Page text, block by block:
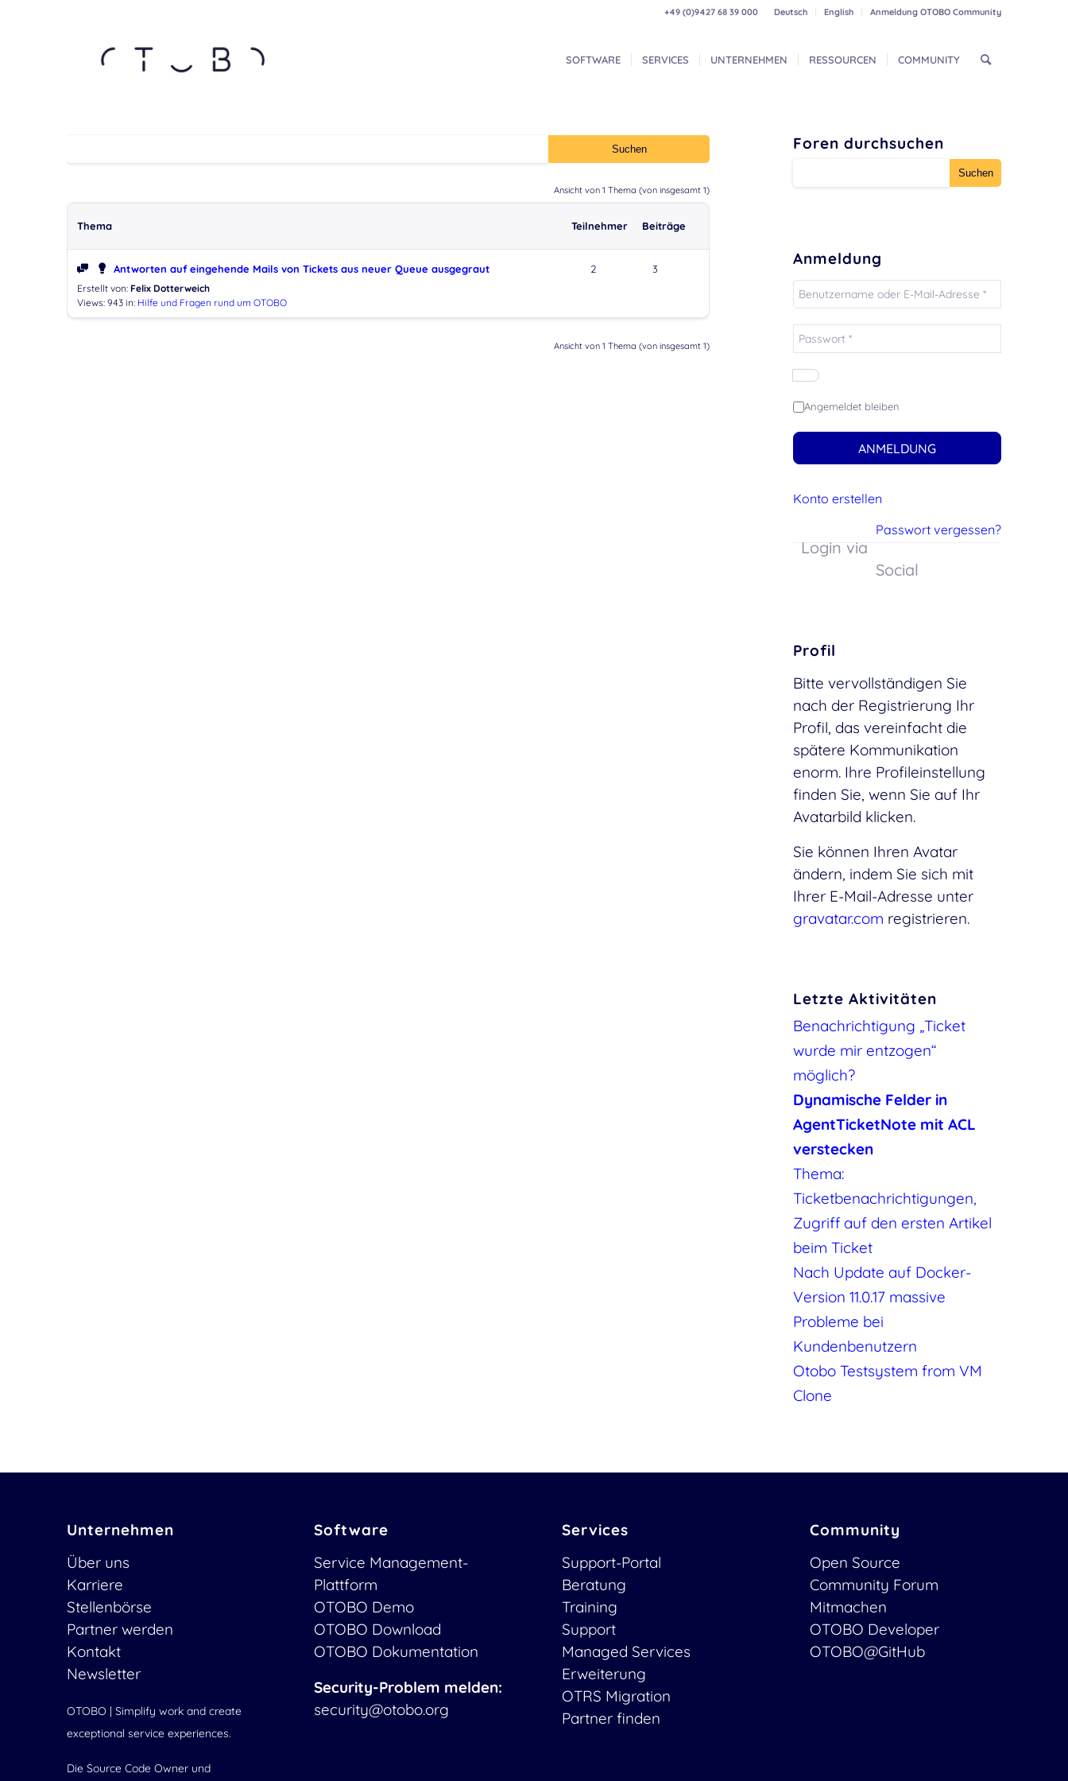
Deutsch English Anmeldung OTOBO Community
+49 (0)9427 68 39 000
SOFTWARE SERVICES UNTERNEHMEN RESSOURCEN COMMUNITY
Ansicht von 1 Thema (von insgesamt 1)
Thema Teilnehmer Beiträge
Antworten auf eingehende Mails von Tickets aus neuer Queue ausgegraut
Erstellt von: Felix Dotterweich
Views: 943 in: Hilfe und Fragen rund um OTOBO
2 3
Ansicht von 1 Thema (von insgesamt 1)
Foren durchsuchen
Anmeldung
Angemeldet bleiben
ANMELDUNG
Konto erstellen
Passwort vergessen?
Login via
Social
Profil
Bitte vervollständigen Sie
nach der Registrierung Ihr
Profil, das vereinfacht die
spätere Kommunikation
enorm. Ihre Profileinstellung
finden Sie, wenn Sie auf Ihr
Avatarbild klicken.
Sie können Ihren Avatar
ändern, indem Sie sich mit
Ihrer E-Mail-Adresse unter
gravatar.com registrieren.
Letzte Aktivitäten
Benachrichtigung „Ticket
wurde mir entzogen“
möglich?
Dynamische Felder in
AgentTicketNote mit ACL
verstecken
Thema:
Ticketbenachrichtigungen,
Zugriff auf den ersten Artikel
beim Ticket
Nach Update auf Docker-
Version 11.0.17 massive
Probleme bei
Kundenbenutzern
Otobo Testsystem from VM
Clone
Unternehmen
Über uns
Karriere
Stellenbörse
Partner werden
Kontakt
Newsletter
OTOBO | Simplify work and create
exceptional service experiences.
Die Source Code Owner und
Software
Service Management-
Plattform
OTOBO Demo
OTOBO Download
OTOBO Dokumentation
Security-Problem melden:
security@otobo.org
Services
Support-Portal
Beratung
Training
Support
Managed Services
Erweiterung
OTRS Migration
Partner finden
Community
Open Source
Community Forum
Mitmachen
OTOBO Developer
OTOBO@GitHub